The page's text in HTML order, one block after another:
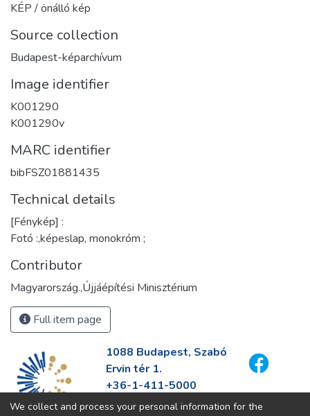
KÉP / önálló kép
Source collection
Budapest-képarchívum
Image identifier
K001290
K001290v
MARC identifier
bibFSZ01881435
Technical details
[Fénykép] :
Fotó :,képeslap, monokróm ;
Contributor
Magyarország.,Újjáépítési Minisztérium
Full item page
1088 Budapest, Szabó
Ervin tér 1.
+36-1-411-5000
info@fszek.hu
We collect and process your personal information for the